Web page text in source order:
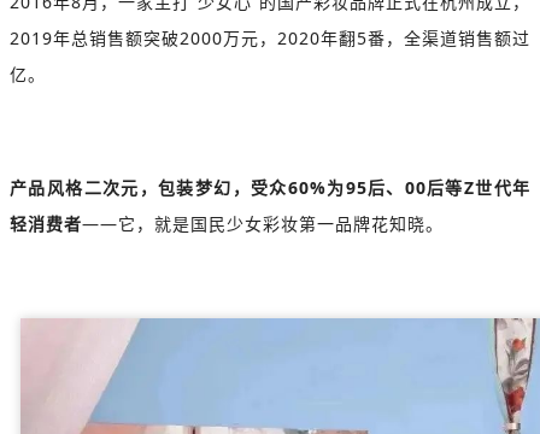
2019年总销售额突破2000万元，2020年翻5番，全渠道销售额过
亿。
产品风格二次元，包装梦幻，受众60%为95后、00后等Z世代年
轻消费者——它，就是国民少女彩妆第一品牌花知晓。